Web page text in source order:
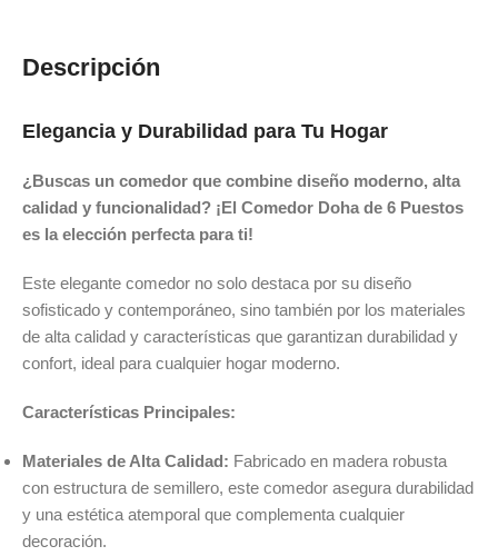
Descripción
Elegancia y Durabilidad para Tu Hogar
¿Buscas un comedor que combine diseño moderno, alta
calidad y funcionalidad? ¡El Comedor Doha de 6 Puestos
es la elección perfecta para ti!
Este elegante comedor no solo destaca por su diseño
sofisticado y contemporáneo, sino también por los materiales
de alta calidad y características que garantizan durabilidad y
confort, ideal para cualquier hogar moderno.
Características Principales:
Materiales de Alta Calidad: Fabricado en madera robusta
con estructura de semillero, este comedor asegura durabilidad
y una estética atemporal que complementa cualquier
decoración.